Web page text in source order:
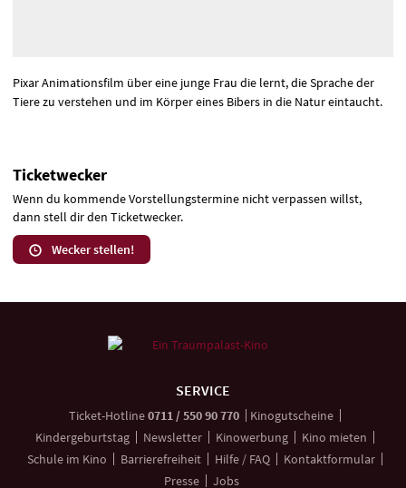
Pixar Animationsfilm über eine junge Frau die lernt, die Sprache der
Tiere zu verstehen und im Körper eines Bibers in die Natur eintaucht.
Ticketwecker
Wenn du kommende Vorstellungstermine nicht verpassen willst,
dann stell dir den Ticketwecker.
Wecker stellen!
Navigationsmöglichkeiten
SERVICE
Ticket-Hotline0711 / 550 90 770anrufen
Kinogutscheine
Kindergeburtstag
Newsletter Kinowerbung
Kino mieten
Schule im Kino
Barrierefreiheit Hilfe / FAQ
Kontaktformular
Presse
Jobs